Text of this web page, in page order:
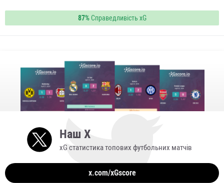
87%Справедливість xG
Наш X
xG статистика топових футбольних матчів
x.com/xGscore